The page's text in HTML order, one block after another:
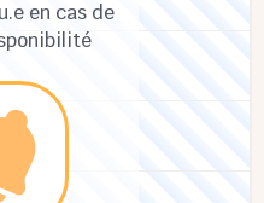
en cas de